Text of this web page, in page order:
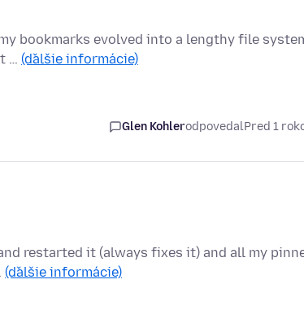
bookmarks evolved into a lengthy file
… (ďalšie informácie)
Glen KohlerodpovedalPred 1
restarted it (always fixes it) and all my
(ďalšie informácie)